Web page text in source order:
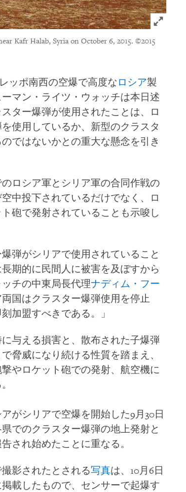
Click to
Kafr Halab, Syria on October 6, 2015. ©2015
ッポ南西の空爆で高度な ロシア製
マン・ライツ・ウォッチは本日述
ター爆弾が使用されたことは、ロ
使用しているか、新型のクラスタ
ではないかとの重大な懸念を引き
ロシア軍とシリア軍の合同作戦の
中投下されているだけでなく、ロ
砲で発射されていることも示唆し
弾がシリアで使用されていること
期的に民間人に被害を及ぼすから
チの中東局長代理ナディム・フー
国はクラスター爆弾使用を停止
加盟すべきである。」
与える損害と、散布された子爆弾
脅威になり続ける性質を踏まえ、
やロケット砲での発射、航空機に
がシリアで空爆を開始した9月30日
でのクラスター爆弾の地上発射と
され始めたことに重なる。
影されたとされる写真は、10月6日
載したもので、センサーで起爆す